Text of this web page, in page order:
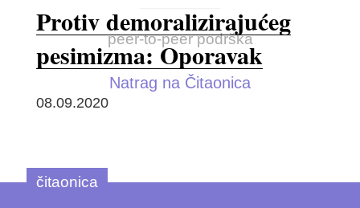
peer-to-peer podrška
Natrag na Čitaonica
čitaonica
Protiv demoralizirajućeg
pesimizma: Oporavak
08.09.2020